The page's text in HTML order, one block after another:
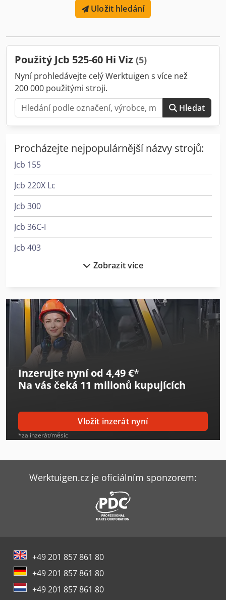
(74 k) Objem motoru: 2,5 l Rychlost jízdy: 20 km/h Plně
funkční, běžné stopy používání
Uložit hledání
Použitý Jcb 525-60 Hi Viz (5)
Nyní prohledávejte celý Werktuigen s více než
200 000 použitými stroji.
Hledat
Procházejte nejpopulárnější názvy strojů:
Jcb 155
Jcb 220X Lc
Jcb 300
Jcb 36C-I
Jcb 403
Jcb 409
Jcb 427
Jcb 4Cx
Jcb 525-60E
Jcb 533-105
Jcb 535-95
Jcb 540-140 Hi-Viz
Jcb 540-180
Jcb Js175W
Jcb S2632E
Zobrazit více
Inzerujte nyní od 4,49 €*
Na vás čeká 11 milionů kupujících
Vložit inzerát nyní
*za inzerát/měsíc
Werktuigen.cz je oficiálním sponzorem:
+49 201 857 861 80
+49 201 857 861 80
+49 201 857 861 80